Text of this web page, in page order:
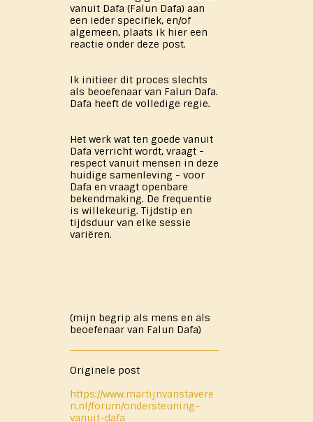
vanuit Dafa (Falun Dafa) aan
een ieder specifiek, en/of
algemeen, plaats ik hier een
reactie onder deze post.
Ik initieer dit proces slechts
als beoefenaar van Falun Dafa.
Dafa heeft de volledige regie.
Het werk wat ten goede vanuit
Dafa verricht wordt, vraagt -
respect vanuit mensen in deze
huidige samenleving - voor
Dafa en vraagt openbare
bekendmaking. De frequentie
is willekeurig. Tijdstip en
tijdsduur van elke sessie
variëren.
(mijn begrip als mens en als
beoefenaar van Falun Dafa)
Originele post
https://www.martijnvanstavere
n.nl/forum/ondersteuning-
vanuit-dafa